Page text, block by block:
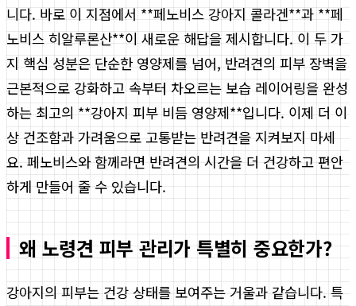
니다. 바로 이 지점에서 **페노비스 강아지 콜라겐**과 **페
노비스 히알루론산**이 새로운 해답을 제시합니다. 이 두 가
지 핵심 성분은 단순한 영양제를 넘어, 반려견의 피부 장벽을
근본적으로 강화하고 속부터 차오르는 보습 레이어링을 완성
하는 최고의 **강아지 피부 비듬 영양제**입니다. 이제 더 이
상 건조함과 가려움으로 고통받는 반려견을 지켜보지 마세
요. 페노비스와 함께라면 반려견의 시간을 더 건강하고 편안
하게 만들어 줄 수 있습니다.
왜 노령견 피부 관리가 특별히 중요한가?
강아지의 피부는 건강 상태를 보여주는 거울과 같습니다. 특